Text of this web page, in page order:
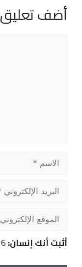
أضف تعليق
الاسم
البريد
الإلكتروني
الموقع
الإلكتروني
أثبت أنك إنسان:6 + 4 =